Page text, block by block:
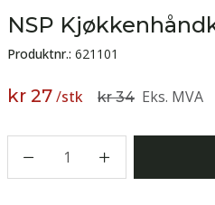
NSP
Produktnr.: 621101
kr 27/stk kr 34 Eks. MVA
1